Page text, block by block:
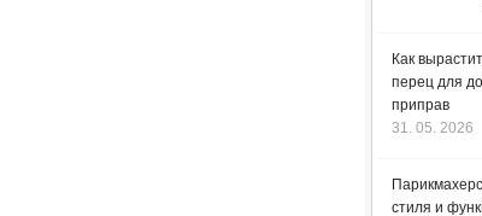
Как
перец для
приправ
31. 05. 2026
стиля и